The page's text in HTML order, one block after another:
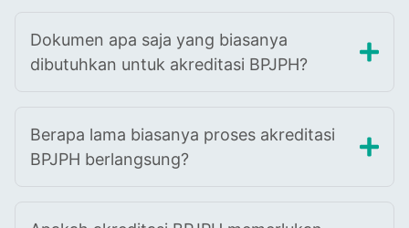
Dokumen apa saja yang biasanya
dibutuhkan untuk akreditasi BPJPH?
Berapa lama biasanya proses akreditasi
BPJPH berlangsung?